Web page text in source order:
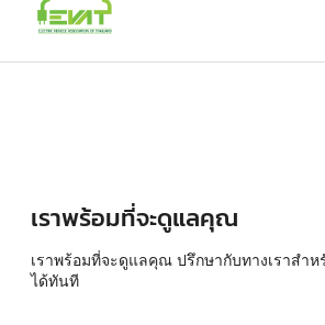
เราพร้อมที่จะดูแลคุณ
เราพร้อมที่จะดูแลคุณ ปรึกษากับทางเราสำ
ได้ทันที